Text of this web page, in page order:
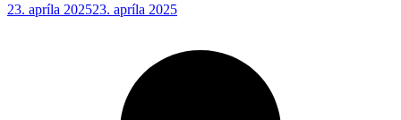
23. apríla 202523. apríla 2025